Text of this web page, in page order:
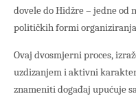
dovele do Hidžre – jedne
političkih formi
Ovaj dvosmjerni proces,
uzdizanjem i aktivni
znameniti događaj upućuje